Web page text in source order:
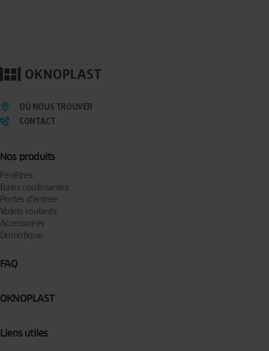
Nos produits
Fenêtres
Baies coulissantes
Portes d’entrée
Volets roulants
Accessoires
Domotique
FAQ
OKNOPLAST
Liens utiles
OÙ NOUS TROUVER
CONTACT